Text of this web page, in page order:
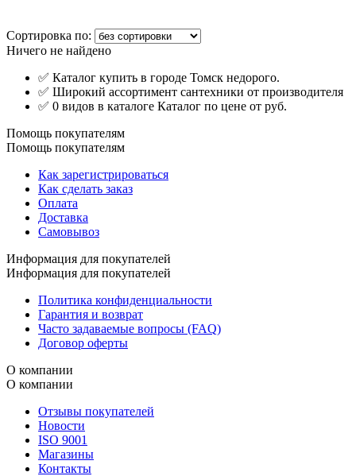
Сортировка по:
Ничего не найдено
✅ Каталог купить в городе Томск недорого.
✅ Широкий ассортимент сантехники от производителя
✅ 0 видов в каталоге Каталог по цене от руб.
Помощь покупателям
Помощь покупателям
Как зарегистрироваться
Как сделать заказ
Оплата
Доставка
Самовывоз
Информация для покупателей
Информация для покупателей
Политика конфиденциальности
Гарантия и возврат
Часто задаваемые вопросы (FAQ)
Договор оферты
О компании
О компании
Отзывы покупателей
Новости
ISO 9001
Магазины
Контакты